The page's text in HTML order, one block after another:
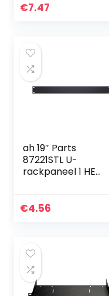
€7.47
ah 19″ Parts
87221STL U-
rackpaneel 1 HE
€4.56